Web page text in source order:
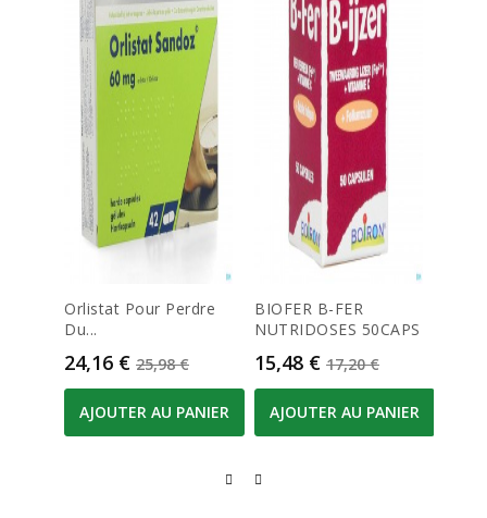
Orlistat Pour Perdre
Du...
Prix
24,16 € Prix de base
25,98 €
AJOUTER AU PANIER
BIOFER B-FER
NUTRIDOSES 50CAPS
Prix
15,48 € Prix de base
17,20 €
AJOUTER AU PANIER